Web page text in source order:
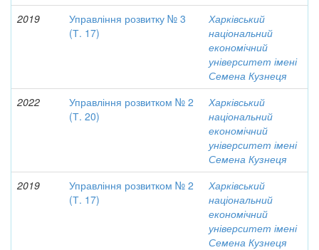
2019
Управління розвитку № 3
(Т. 17)
Харківський
національний
економічний
університет імені
Семена Кузнеця
2022
Управління розвитком № 2
(Т. 20)
Харківський
національний
економічний
університет імені
Семена Кузнеця
2019
Управління розвитком № 2
(Т. 17)
Харківський
національний
економічний
університет імені
Семена Кузнеця